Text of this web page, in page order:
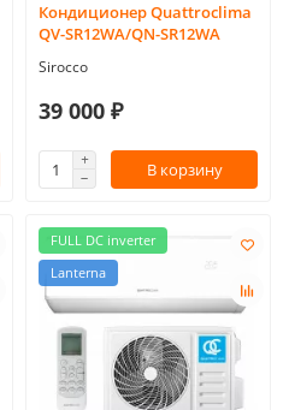
Кондиционер Quattroclima
QV-SR12WA/QN-SR12WA
Sirocco
39 000 ₽
В корзину
FULL DC inverter
Lanterna